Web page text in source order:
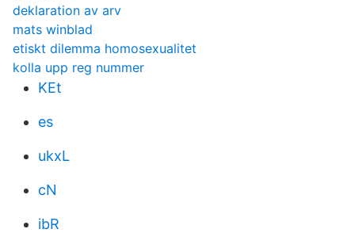
deklaration av arv
mats winblad
etiskt dilemma homosexualitet
kolla upp reg nummer
KEt
es
ukxL
cN
ibR